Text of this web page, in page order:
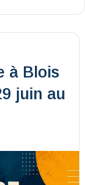
à Blois
juin au